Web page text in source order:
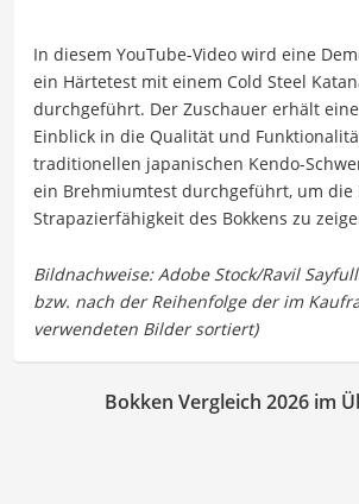
In diesem YouTube-Video wird eine
ein Härtetest mit einem Cold Steel
durchgeführt. Der Zuschauer erhält
Einblick in die Qualität und
traditionellen japanischen Kendo-
ein Brehmiumtest durchgeführt, um die
Strapazierfähigkeit des Bokkens zu
Bokken Vergleich 2026 im